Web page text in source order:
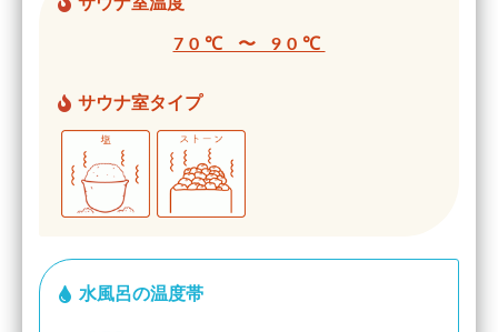
サウナ室温度
70℃ 〜 90℃
サウナ室タイプ
水風呂の温度帯